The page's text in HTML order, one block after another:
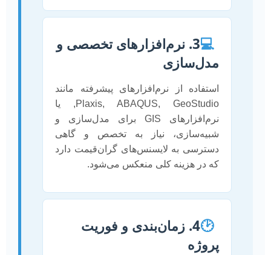
💻 3. نرم‌افزارهای تخصصی و
مدل‌سازی
استفاده از نرم‌افزارهای پیشرفته مانند
Plaxis, ABAQUS, GeoStudio, یا
نرم‌افزارهای GIS برای مدل‌سازی و
شبیه‌سازی، نیاز به تخصص و گاهی
دسترسی به لایسنس‌های گران‌قیمت دارد
که در هزینه کلی منعکس می‌شود.
🕑 4. زمان‌بندی و فوریت
پروژه